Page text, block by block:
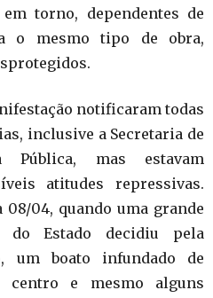
torno, dependentes de
o mesmo tipo de obra,
notificaram todas
inclusive a Secretaria de
Pública, mas estavam
atitudes repressivas.
04, quando uma grande
do Estado decidiu pela
um boato infundado de
centro e mesmo alguns